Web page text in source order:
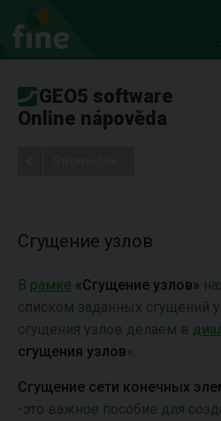
GEO5 software
Online nápověda
Сгущение узлов
В рамке «Сгущение узлов»
списком заданных сгущений
сгущения узлов делаем в
сгущения узлов ».
Сгущение сети конечных
-это важное пособие для